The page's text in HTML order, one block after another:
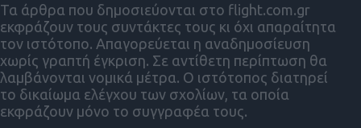
Τα άρθρα που δημοσιεύονται στο flight.com.gr
εκφράζουν τους συντάκτες τους κι όχι απαραίτητα
τον ιστότοπο. Απαγορεύεται η αναδημοσίευση
χωρίς γραπτή έγκριση. Σε αντίθετη περίπτωση θα
λαμβάνονται νομικά μέτρα. Ο ιστότοπος διατηρεί
το δικαίωμα ελέγχου των σχολίων, τα οποία
εκφράζουν μόνο το συγγραφέα τους.